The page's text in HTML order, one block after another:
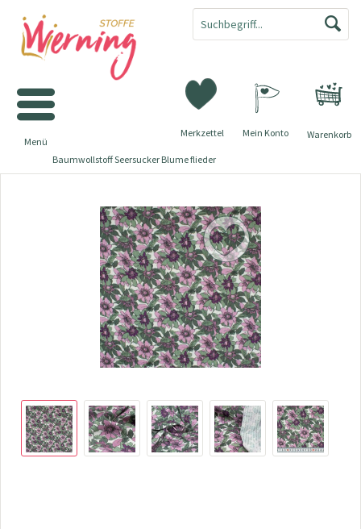
Warenkorb
Merkzettel Mein Konto
Menü
Baumwollstoff Seersucker Blume flieder